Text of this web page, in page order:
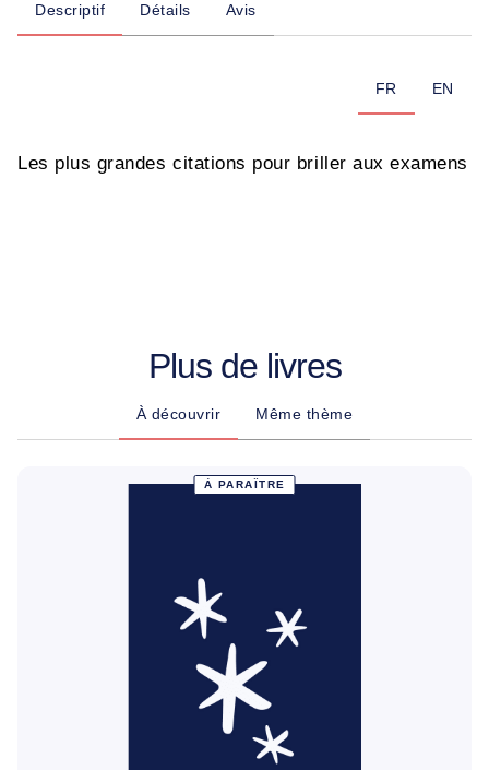
Descriptif Détails Avis
FR EN
Les plus grandes citations pour briller aux examens
Plus de livres
À découvrir Même thème
À PARAÎTRE